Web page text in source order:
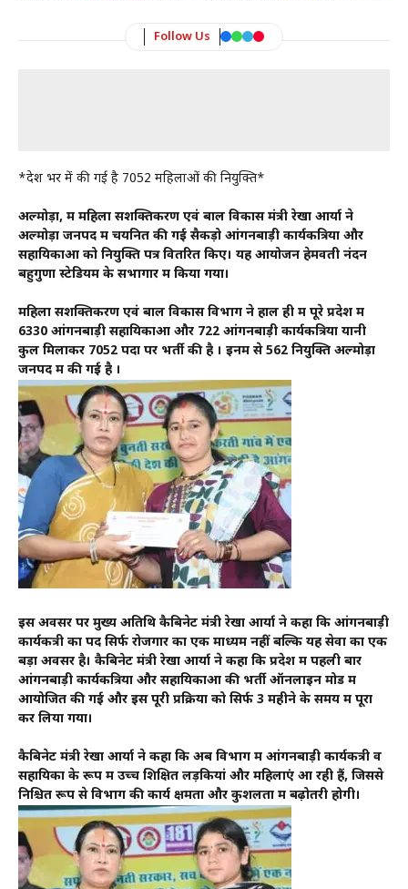
Follow Us
*प्रदेश भर में की गई है 7052 महिलाओं की नियुक्ति*
अल्मोड़ा, में महिला सशक्तिकरण एवं बाल विकास मंत्री रेखा आर्या ने
अल्मोड़ा जनपद में चयनित की गई सैकड़ो आंगनबाड़ी कार्यकत्रियों और
सहायिकाओं को नियुक्ति पत्र वितरित किए। यह आयोजन हेमवती नंदन
बहुगुणा स्टेडियम के सभागार में किया गया।
महिला सशक्तिकरण एवं बाल विकास विभाग ने हाल ही में पूरे प्रदेश में
6330 आंगनबाड़ी सहायिकाओं और 722 आंगनबाड़ी कार्यकत्रियों यानी
कुल मिलाकर 7052 पदों पर भर्ती की है । इनमें से 562 नियुक्ति अल्मोड़ा
जनपद में की गई है ।
इस अवसर पर मुख्य अतिथि कैबिनेट मंत्री रेखा आर्या ने कहा कि आंगनबाड़ी
कार्यकत्री का पद सिर्फ रोजगार का एक माध्यम नहीं बल्कि यह सेवा का एक
बड़ा अवसर है। कैबिनेट मंत्री रेखा आर्या ने कहा कि प्रदेश में पहली बार
आंगनबाड़ी कार्यकत्रियों और सहायिकाओं की भर्ती ऑनलाइन मोड में
आयोजित की गई और इस पूरी प्रक्रिया को सिर्फ 3 महीने के समय में पूरा
कर लिया गया।
कैबिनेट मंत्री रेखा आर्या ने कहा कि अब विभाग में आंगनबाड़ी कार्यकत्री व
सहायिका के रूप में उच्च शिक्षित लड़कियां और महिलाएं आ रही हैं, जिससे
निश्चित रूप से विभाग की कार्य क्षमता और कुशलता में बढ़ोतरी होगी।